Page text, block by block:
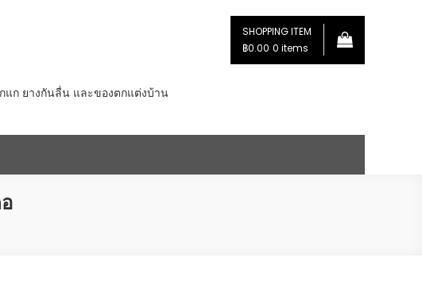
ก ยางกันลื่น และของตกแต่งบ้าน
SHOPPING ITEM
฿0.00 0 items